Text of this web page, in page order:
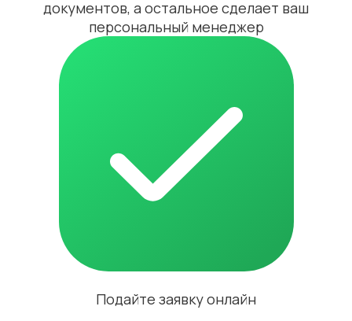
документов, а остальное сделает ваш
персональный менеджер
Подайте заявку онлайн